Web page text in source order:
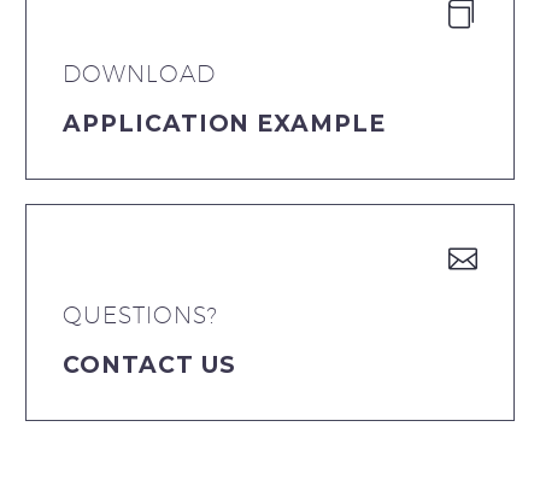
DOWNLOAD
APPLICATION EXAMPLE
QUESTIONS?
CONTACT US